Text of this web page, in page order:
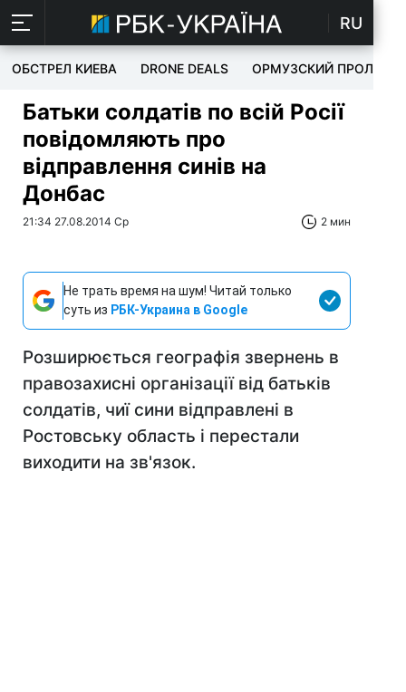
RU
ОБСТРЕЛ КИЕВА DRONE DEALS ОРМУЗСКИЙ ПРОЛИВ
Батьки солдатів по всій Росії
повідомляють про
відправлення синів на
Донбас
21:34 27.08.2014 Ср 2 мин
Не трать время на шум! Читай только
суть из РБК-Украина в Google
Розширюється географія звернень в
правозахисні організації від батьків
солдатів, чиї сини відправлені в
Ростовську область і перестали
виходити на зв'язок.